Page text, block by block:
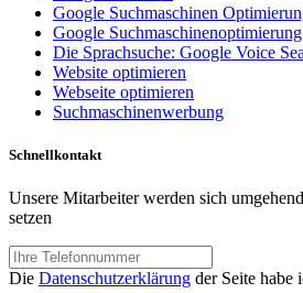
Google Suchmaschinen
Google Suchmaschinenoptimierung
Die Sprachsuche: Google Voice
Website optimieren
Webseite optimieren
Suchmaschinenwerbung
Schnellkontakt
Unsere Mitarbeiter werden sich
setzen
Die Datenschutzerklärung der Seite habe